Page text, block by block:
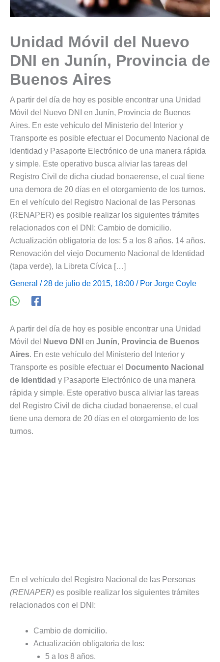
Unidad Móvil del Nuevo
DNI en Junín, Provincia de
Buenos Aires
A partir del día de hoy es posible encontrar una Unidad
Móvil del Nuevo DNI en Junín, Provincia de Buenos
Aires. En este vehículo del Ministerio del Interior y
Transporte es posible efectuar el Documento Nacional de
Identidad y Pasaporte Electrónico de una manera rápida
y simple. Este operativo busca aliviar las tareas del
Registro Civil de dicha ciudad bonaerense, el cual tiene
una demora de 20 días en el otorgamiento de los turnos.
En el vehículo del Registro Nacional de las Personas
(RENAPER) es posible realizar los siguientes trámites
relacionados con el DNI: Cambio de domicilio.
Actualización obligatoria de los: 5 a los 8 años. 14 años.
Renovación del viejo Documento Nacional de Identidad
(tapa verde), la Libreta Cívica […]
General / 28 de julio de 2015, 18:00 / Por Jorge Coyle
A partir del día de hoy es posible encontrar una Unidad
Móvil del
Nuevo DNI en Junín, Provincia de Buenos
Aires. En este vehículo del Ministerio del Interior y
Transporte es posible efectuar el
Documento Nacional
de Identidad y Pasaporte Electrónico de una manera
rápida y simple. Este operativo busca aliviar las tareas
del Registro Civil de dicha ciudad bonaerense, el cual
tiene una demora de 20 días en el otorgamiento de los
turnos.
En el vehículo del Registro Nacional de las Personas
(RENAPER) es posible realizar los siguientes trámites
relacionados con el DNI:
Cambio de domicilio.
Actualización obligatoria de los:
5 a los 8 años.